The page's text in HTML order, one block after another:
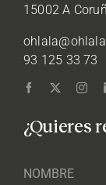
15002 A
93 125 33 73
¿Quieres